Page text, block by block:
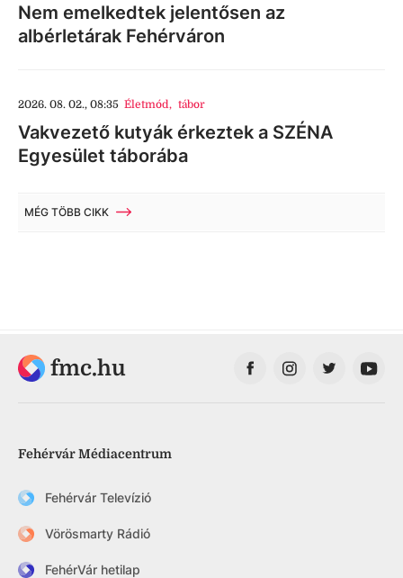
Nem emelkedtek jelentősen az
albérletárak Fehérváron
2026. 08. 02., 08:35 Életmód, tábor
Vakvezető kutyák érkeztek a SZÉNA
Egyesület táborába
MÉG TÖBB CIKK
fmc.hu
Fehérvár Médiacentrum
Fehérvár Televízió
Vörösmarty Rádió
FehérVár hetilap